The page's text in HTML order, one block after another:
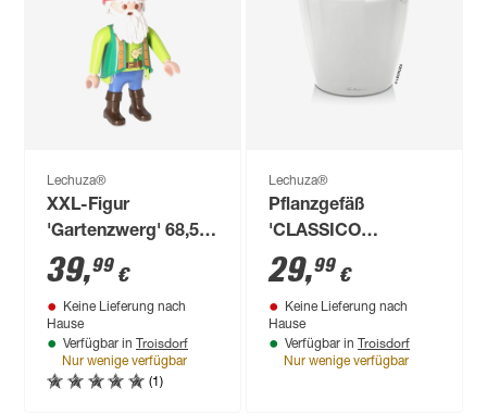
Lechuza®
XXL-Figur
'Gartenzwerg' 68,5
cm
39,99 €
Keine Lieferung nach
Hause
Verfügbar in Troisdorf
Nur wenige verfügbar
(1)
Lechuza®
Pflanzgefäß
'CLASSICO
Premium LS 21'
Kunststoff weiß Ø
22 x 20,5 cm
29,99 €
Keine Lieferung nach
Hause
Verfügbar in Troisdorf
Nur wenige verfügbar